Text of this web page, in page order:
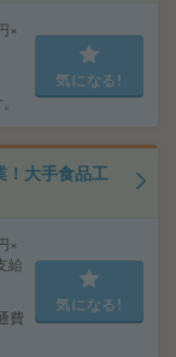
×
気になる!
！大手食品工
×
給
費
気になる!